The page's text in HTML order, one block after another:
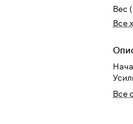
Вес
Все
Все
Для клиентов всех банков